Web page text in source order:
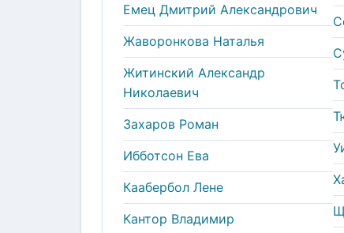
Емец Дмитрий Александрович
Жаворонкова Наталья
Житинский Александр
Николаевич
Захаров Роман
Ибботсон Ева
Каабербол Лене
Кантор Владимир